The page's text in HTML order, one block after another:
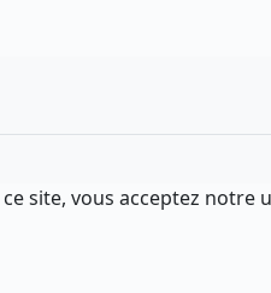
site, vous acceptez notre